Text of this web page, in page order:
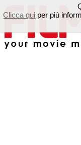
Clicca qui per più